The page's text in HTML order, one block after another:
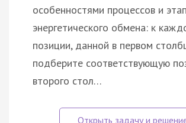
особенностями процессов и
энергетического обмена: к
позиции, данной в первом
подберите соответствующую
второго стол…